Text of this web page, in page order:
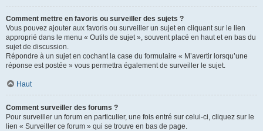
Comment mettre en favoris ou surveiller des sujets ?
Vous pouvez ajouter aux favoris ou surveiller un sujet en cliquant sur le lien
approprié dans le menu « Outils de sujet », souvent placé en haut et en bas du
sujet de discussion.
Répondre à un sujet en cochant la case du formulaire « M’avertir lorsqu’une
réponse est postée » vous permettra également de surveiller le sujet.
Haut
Comment surveiller des forums ?
Pour surveiller un forum en particulier, une fois entré sur celui-ci, cliquez sur le
lien « Surveiller ce forum » qui se trouve en bas de page.